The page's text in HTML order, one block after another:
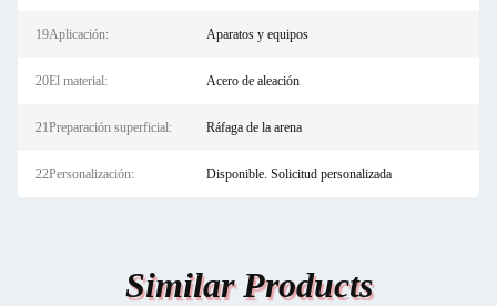
19Aplicación: Aparatos y equipos
20El material: Acero de aleación
21Preparación superficial: Ráfaga de la arena
22Personalización: Disponible. Solicitud personalizada
Similar Products